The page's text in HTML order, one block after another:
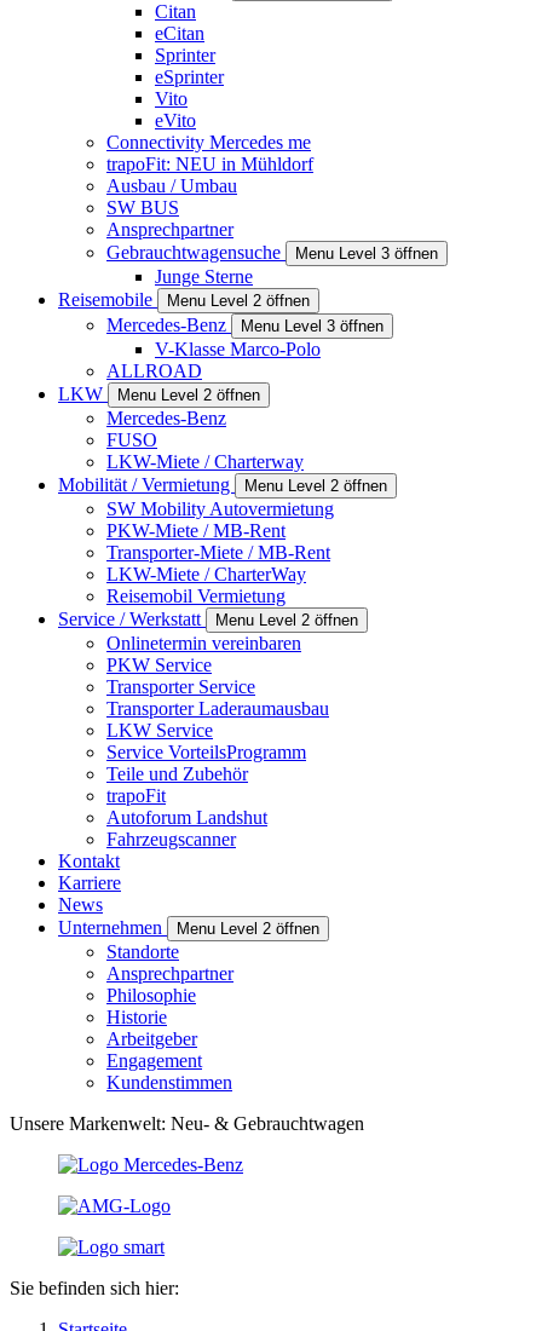
Citan
eCitan
Sprinter
eSprinter
Vito
eVito
Connectivity Mercedes me
trapoFit: NEU in Mühldorf
Ausbau / Umbau
SW BUS
Ansprechpartner
Gebrauchtwagensuche
Menu Level 3 öffnen
Junge Sterne
Reisemobile
Menu Level 2 öffnen
Mercedes-Benz Menu Level 3 öffnen
V-Klasse Marco-Polo
ALLROAD
LKW
Menu Level 2 öffnen
Mercedes-Benz
FUSO
LKW-Miete / Charterway
Mobilität / Vermietung
Menu Level 2 öffnen
SW Mobility Autovermietung
PKW-Miete / MB-Rent
Transporter-Miete / MB-Rent
LKW-Miete / CharterWay
Reisemobil Vermietung
Service / Werkstatt
Menu Level 2 öffnen
Onlinetermin vereinbaren
PKW Service
Transporter Service
Transporter Laderaumausbau
LKW Service
Service VorteilsProgramm
Teile und Zubehör
trapoFit
Autoforum Landshut
Fahrzeugscanner
Kontakt
Karriere
News
Unternehmen
Menu Level 2 öffnen
Standorte
Ansprechpartner
Philosophie
Historie
Arbeitgeber
Engagement
Kundenstimmen
Unsere Markenwelt: Neu- & Gebrauchtwagen
Sie befinden sich hier: